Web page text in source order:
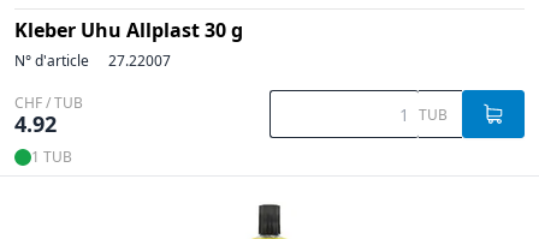
Kleber Uhu Allplast 30 g
N° d'article 27.22007
CHF / TUB
4.92 TUB
1 TUB